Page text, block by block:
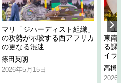
マリ「ジハーディスト組織」
の攻勢が示唆する西アフリカ
の更なる混迷
篠田英朗
2026年5月15日
「
東南
る課
イラ
高橋
2026